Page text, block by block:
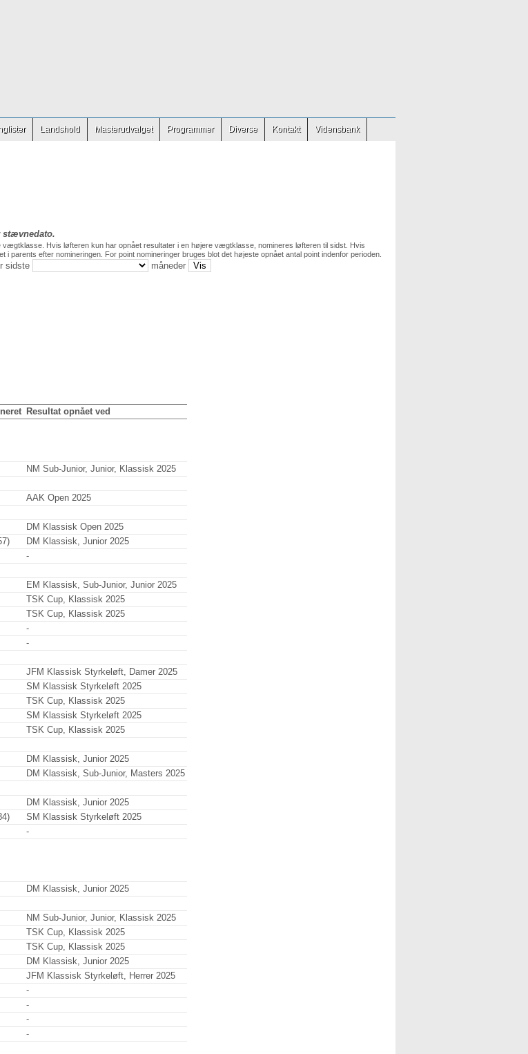
Landshold Masterudvalget Programmer Diverse Kontakt Vidensbank
stævnedato.
Hvis løfteren kun har opnået resultater i en højere vægtklasse, nomineres løfteren til sidst. Hvis
parents efter nomineringen. For point nomineringer bruges blot det højeste opnået antal point indenfor perioden.
sidste måneder
Resultat opnået ved
NM Sub-Junior, Junior, Klassisk 2025
AAK Open 2025
DM Klassisk Open 2025
DM Klassisk, Junior 2025
-
EM Klassisk, Sub-Junior, Junior 2025
TSK Cup, Klassisk 2025
TSK Cup, Klassisk 2025
-
-
JFM Klassisk Styrkeløft, Damer 2025
SM Klassisk Styrkeløft 2025
TSK Cup, Klassisk 2025
SM Klassisk Styrkeløft 2025
TSK Cup, Klassisk 2025
DM Klassisk, Junior 2025
DM Klassisk, Sub-Junior, Masters 2025
DM Klassisk, Junior 2025
SM Klassisk Styrkeløft 2025
-
DM Klassisk, Junior 2025
NM Sub-Junior, Junior, Klassisk 2025
TSK Cup, Klassisk 2025
TSK Cup, Klassisk 2025
DM Klassisk, Junior 2025
JFM Klassisk Styrkeløft, Herrer 2025
-
-
-
-